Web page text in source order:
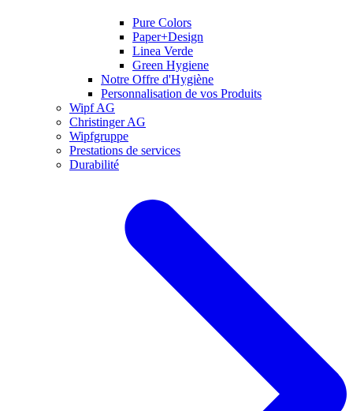
Pure Colors
Paper+Design
Linea Verde
Green Hygiene
Notre Offre d'Hygiène
Personnalisation de vos Produits
Wipf AG
Christinger AG
Wipfgruppe
Prestations de services
Durabilité